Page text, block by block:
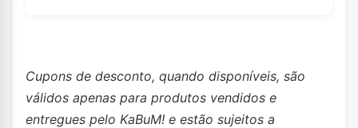
Cupons de desconto, quando disponíveis, são
válidos apenas para produtos vendidos e
entregues pelo KaBuM! e estão sujeitos a